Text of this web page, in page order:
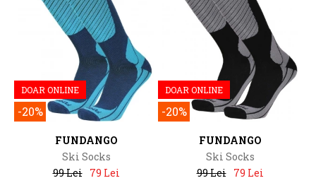
DOAR ONLINE
-20%
FUNDANGO
Ski Socks
99 Lei
79 Lei
DOAR ONLINE
-20%
FUNDANGO
Ski Socks
99 Lei
79 Lei